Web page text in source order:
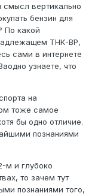
смысл вертикально
бензин для
По какой
ТНК-ВР,
сами в интернете
узнаете, что
на
тоже самое
бы одно отличие.
познаниями
м и глубоко
то зачем тут
познаниями того,